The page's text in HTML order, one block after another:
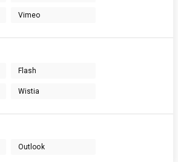
Vimeo
Flash
Wistia
Outlook